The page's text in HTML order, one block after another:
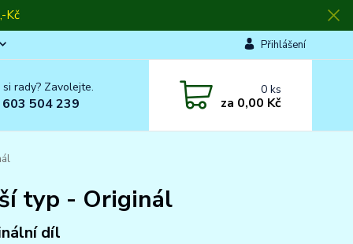
Kč
Přihlášení
rady? Zavolejte.
504 239
0ks
za 0,00 Kč
typ - Originál
díl